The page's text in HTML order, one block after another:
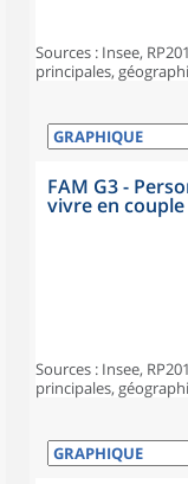
Sources : Insee,
principales,
FAM G3 -
vivre en
Sources : Insee,
principales,